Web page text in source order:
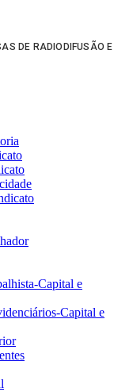
DE RADIODIFUSÃO E
Capital e
Capital e